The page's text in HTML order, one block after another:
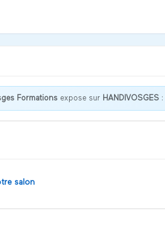
Formationsexpose sur HANDIVOSGES:
salon